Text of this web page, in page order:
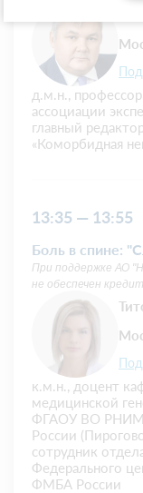
д.м.н.,
ассоциации
главный
«Коморбидная
13:35 — 13:55
Боль в спине:
При поддержке АО
не обеспечен
к.м.н., доцент
медицинской
ФГАОУ ВО
России
сотрудник
Федерального
ФМБА России